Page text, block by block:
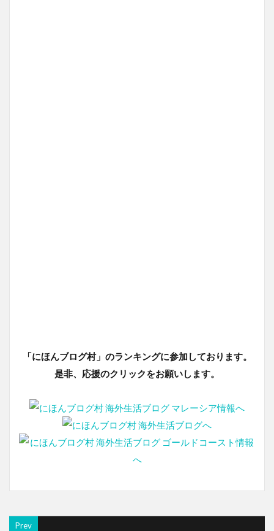
「にほんブログ村」のランキングに参加しております。
是非、応援のクリックをお願いします。
Prev